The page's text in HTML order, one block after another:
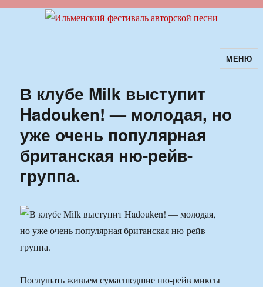
Ильменский фестиваль авторскойМЕНЮ
В клубе Milk выступит
Hadouken! — молодая, но
уже очень популярная
британская ню-рейв-
группа.
Послушать живьем сумасшедшие ню-рейв миксы